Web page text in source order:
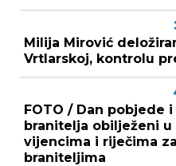
Milija Mirović
Vrtlarskoj, kontrolu
FOTO / Dan pobjede
branitelja obilježeni u
vijencima i riječima
braniteljima